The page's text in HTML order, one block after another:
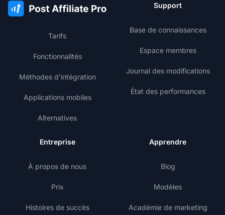
Tarifs
Fonctionnalités
Méthodes d'intégration
Applications mobiles
Alternatives
Support
Base de connaissances
Espace membres
Journal des modifications
État des performances
Entreprise
À propos de nous
Prix
Histoires de succès
Apprendre
Blog
Modèles
Académie de marketing